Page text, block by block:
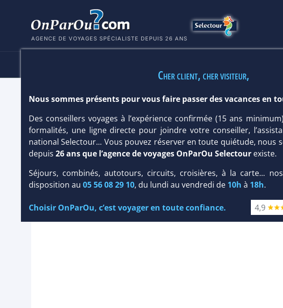
AGENCE DE VOYAGES SPÉCIALISTE DEPUIS 26 ANS
CLUB CORALIA SUNSCAPE DOMINICUS LA
République Dominicaine/Bayahibe
Cher client, cher visiteur,
Nous sommes présents pour vous faire passer des vacances en
Des conseillers voyages à l’expérience confirmée (15 ans
formalités, une ligne directe pour joindre votre conseiller,
national Selectour... Vous pouvez réserver en toute quiétude, nous
depuis 26 ans que l’agence de voyages OnParOu Selectourexiste.
Séjours, combinés, autotours, circuits, croisières, à la carte...
disposition au 05 56 08 29 10, du lundi au vendredi de 10h à 18h.
Choisir OnParOu, c’est voyager en toute confiance. 4,9